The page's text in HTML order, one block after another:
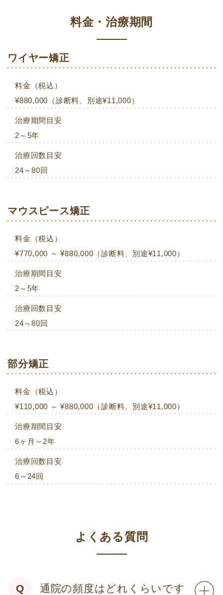
料金・治療期間
ワイヤー矯正
料金（税込）
¥880,000（診断料、別途¥11,000）
治療期間目安
2～5年
治療回数目安
24～80回
マウスピース矯正
料金（税込）
¥770,000 ～ ¥880,000（診断料、別途¥11,000）
治療期間目安
2～5年
治療回数目安
24～80回
部分矯正
料金（税込）
¥110,000 ～ ¥880,000（診断料、別途¥11,000）
治療期間目安
6ヶ月～2年
治療回数目安
6～24回
よくある質問
通院の頻度はどれくらいです